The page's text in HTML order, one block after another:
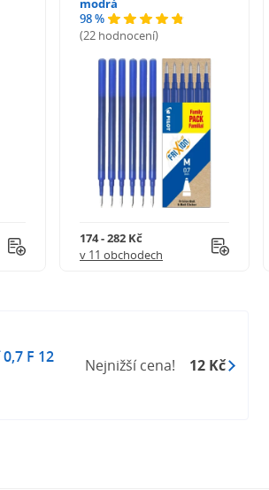
modrá
98 %
(22 hodnocení)
174 - 282 Kč
v 11 obchodech
F 12
Nejnižší cena! 12 Kč